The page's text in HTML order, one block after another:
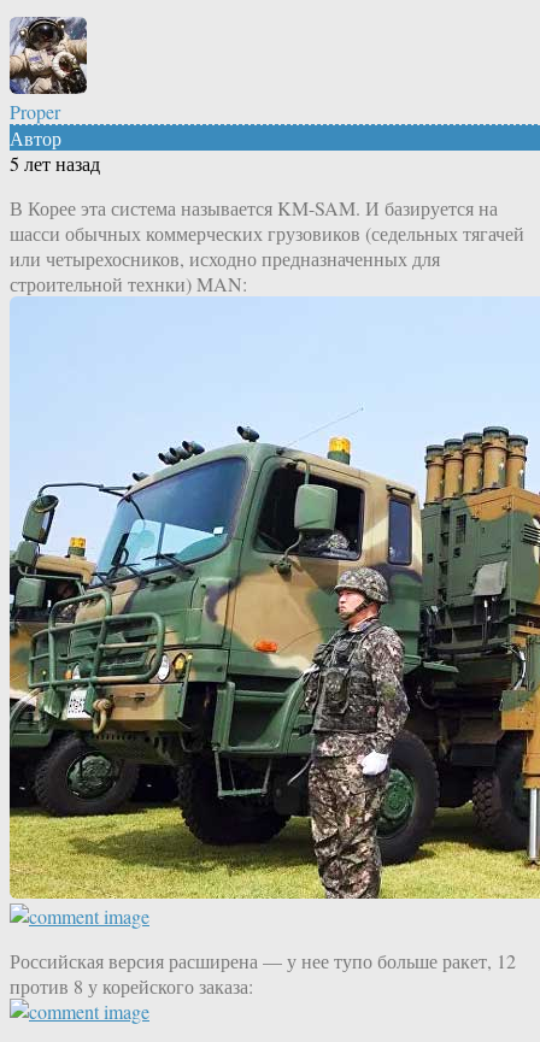
Proper
Автор
5 лет назад
В Корее эта система называется KM-SAM. И базируется на
шасси обычных коммерческих грузовиков (седельных тягачей
или четырехосников, исходно предназначенных для
строительной технки) MAN:
Российская версия расширена — у нее тупо больше ракет, 12
против 8 у корейского заказа: